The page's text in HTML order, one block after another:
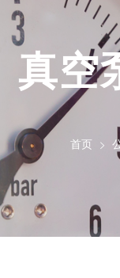
真空
首页